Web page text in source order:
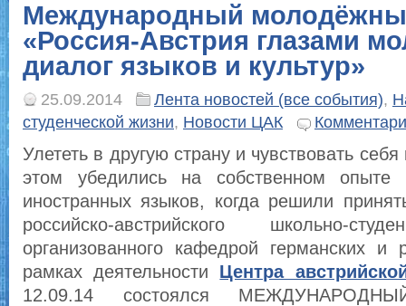
Международный
«Россия-Австрия глазами
диалог языков и культур»
25.09.2014 Лента новостей (все события),
студенческой жизни, Новости ЦАК
Улететь в другую страну и чувствовать
этом убедились на собственном опыте
иностранных языков, когда решили
российско-австрийского школьно-
организованного кафедрой германских и
рамках деятельности Центра
12.09.14 состоялся